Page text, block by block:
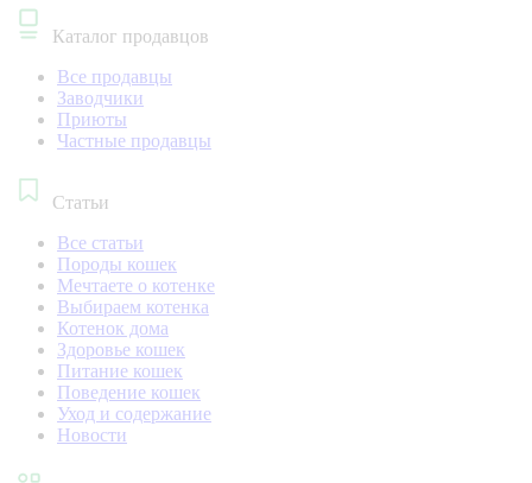
Каталог продавцов
Все продавцы
Заводчики
Приюты
Частные продавцы
Статьи
Все статьи
Породы кошек
Мечтаете о котенке
Выбираем котенка
Котенок дома
Здоровье кошек
Питание кошек
Поведение кошек
Уход и содержание
Новости